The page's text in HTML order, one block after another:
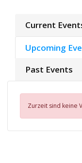
Current
Upcoming
Past Events
Zurzeit sind keine